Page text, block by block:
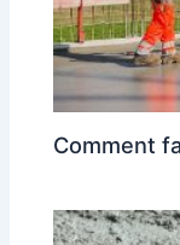
Comment